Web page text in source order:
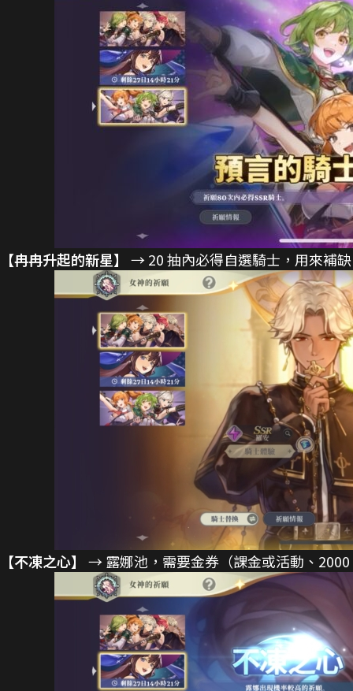
【冉冉升起的新星】 → 20 抽內必得自選騎士，用來補
【不凍之心】 → 露娜池，需要金券（課金或活動、